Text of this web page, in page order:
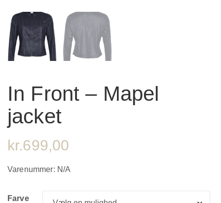
In Front – Mapel
jacket
kr.699,00
Varenummer: N/A
Farve